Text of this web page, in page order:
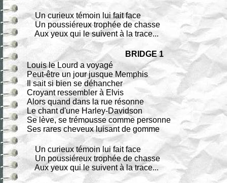
Un curieux témoin lui fait face
Un poussiéreux trophée de chasse
Aux yeux qui le suivent à la trace...
BRIDGE 1
Louis le Lourd a voyagé
Peut-être un jour jusque Memphis
Il sait si bien se déhancher
Croyant ressembler à Elvis
Alors quand dans la rue résonne
Le chant d'une Harley-Davidson
Se lève, se trémousse comme personne
Ses rares cheveux luisant de gomme
Un curieux témoin lui fait face
Un poussiéreux trophée de chasse
Aux yeux qui le suivent à la trace...